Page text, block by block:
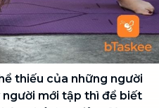
thiếu của những người
người mới tập thì để biết